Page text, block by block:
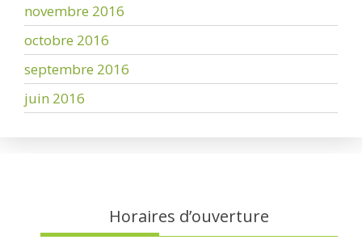
novembre 2016
octobre 2016
septembre 2016
juin 2016
Horaires d’ouverture